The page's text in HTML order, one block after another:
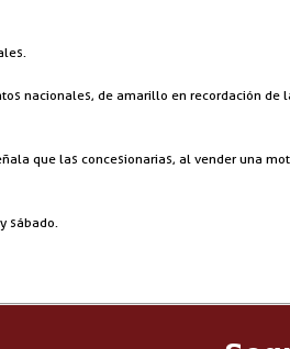
nacionales, de amarillo en recordación
que las concesionarias, al vender una
sábado.